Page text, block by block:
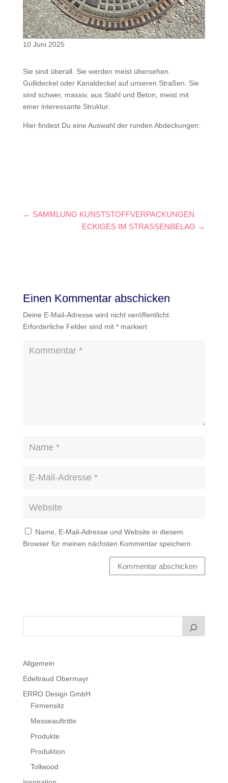
10 Juni 2025
Sie sind überall. Sie werden meist übersehen.
Gullideckel oder Kanaldeckel auf unseren Straßen. Sie
sind schwer, massiv, aus Stahl und Beton, meist mit
einer interessante Struktur.
Hier findest Du eine Auswahl der runden Abdeckungen:
← SAMMLUNG KUNSTSTOFFVERPACKUNGEN
ECKIGES IM STRASSENBELAG
→
Einen Kommentar abschicken
Deine E-Mail-Adresse wird nicht veröffentlicht.
Erforderliche Felder sind mit *markiert
Name, E-Mail-Adresse und Website in diesem
Browser für meinen nächsten Kommentar speichern.
Kommentar abschicken
Allgemein
Edeltraud Obermayr
ERRO Design GmbH
Firmensitz
Messeauftritte
Produkte
Produktion
Tollwood